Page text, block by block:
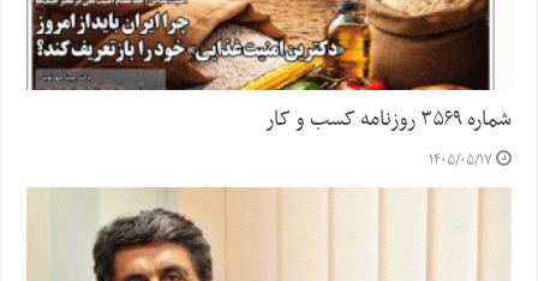
شماره ۳۵۶۹ روزنامه کسب و کار
۱۴۰۵/۰۵/۱۷